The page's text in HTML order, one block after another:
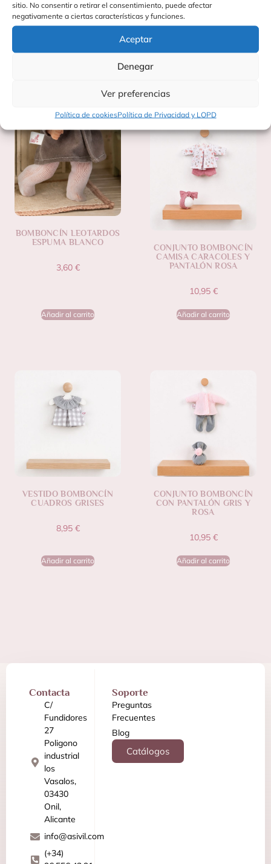
sitio. No consentir o retirar el consentimiento, puede afectar
negativamente a ciertas características y funciones.
Aceptar
Denegar
Ver preferencias
Política de cookiesPolítica de Privacidad y LOPD
Fabricado en España por Asivil, S.L
Productos Relacionados
BOMBONCÍN LEOTARDOS
ESPUMA BLANCO
3,60 €
Añadir al carrito
CONJUNTO BOMBONCÍN
CAMISA CARACOLES Y
PANTALÓN ROSA
10,95 €
Añadir al carrito
VESTIDO BOMBONCÍN
CUADROS GRISES
8,95 €
Añadir al carrito
CONJUNTO BOMBONCÍN
CON PANTALÓN GRIS Y
ROSA
10,95 €
Añadir al carrito
Contacta
C/
Fundidores
27
Poligono
industrial
los
Vasalos,
03430
Onil,
Alicante
info@asivil.com
(+34)
Soporte
Preguntas
Frecuentes
Blog
Catálogos